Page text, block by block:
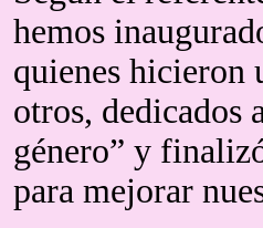
hemos
quienes hicieron
otros, dedicados
género” y
para mejorar